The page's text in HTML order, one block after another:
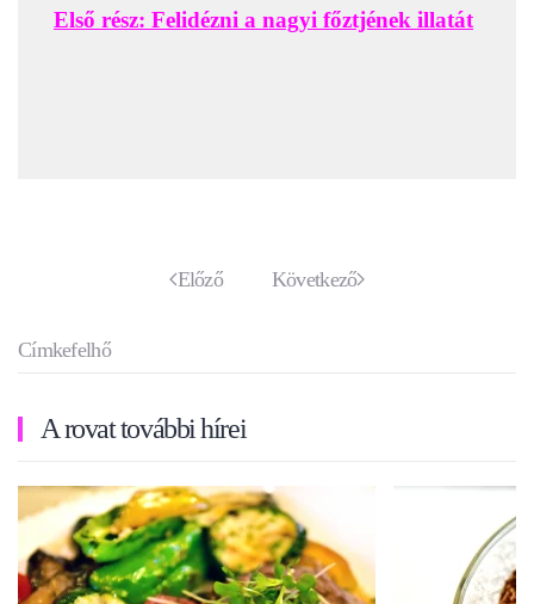
Első rész: Felidézni a nagyi főztjének illatát
Előző Következő
Címkefelhő
A rovat további hírei